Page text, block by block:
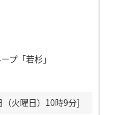
「若杉」
火曜日）10時9分]